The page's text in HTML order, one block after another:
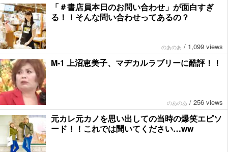
「＃書店員本日のお問い合わせ」が面白すぎ
る！！そんな問い合わせってあるの？
のあのあ / 1,099 views
M-1 上沼恵美子、マヂカルラブリーに酷評！！
のあのあ / 256 views
元カレ元カノを思い出しての当時の爆笑エピソ
ード！！これでは聞いてください…ww